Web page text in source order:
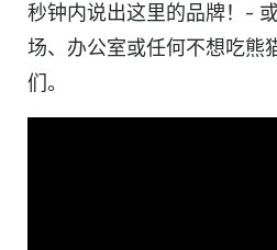
秒钟内说出这里的品牌！-
场、办公室或任何不想吃熊
们。